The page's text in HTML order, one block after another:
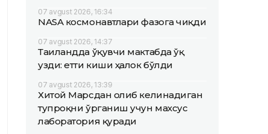
07 avgust 2026, 16:34
NASA космонавтлари фазога чиқди
07 avgust 2026, 14:37
Таиландда ўқувчи мактабда ўқ
узди: етти киши ҳалок бўлди
07 avgust 2026, 13:39
Хитой Марсдан олиб келинадиган
тупроқни ўрганиш учун махсус
лаборатория қуради